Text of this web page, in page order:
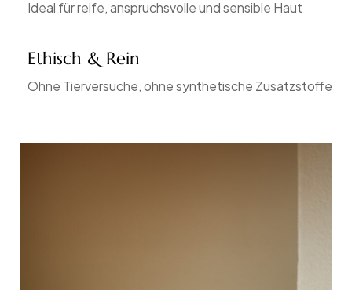
Ideal für reife, anspruchsvolle und sensible Haut
Ethisch & Rein
Ohne Tierversuche, ohne synthetische Zusatzstoffe